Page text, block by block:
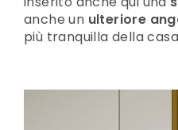
anche un ulteriore
più tranquilla della